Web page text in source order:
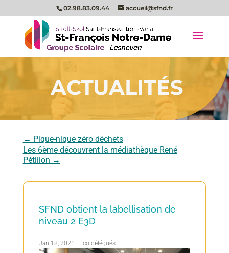
02.98.83.09.44 accueil@sfnd.fr
ACTUALITÉS
← Pique-nique zéro déchets
Les 6ème découvrent la médiathèque René
Pétillon →
SFND obtient la labellisation de
niveau 2 E3D
Jan 18, 2021 | Eco délégués